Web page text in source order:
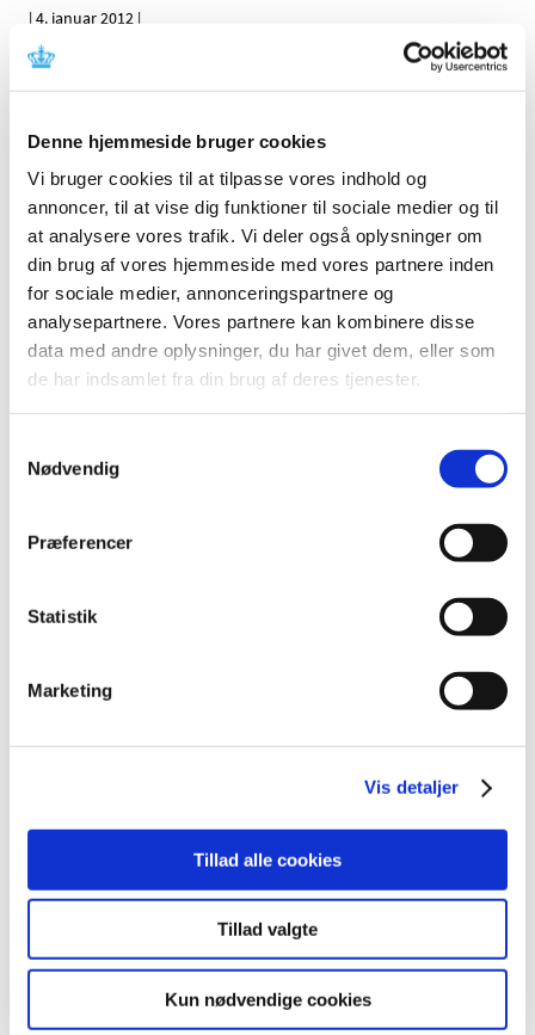
Denne hjemmeside bruger cookies
Vi bruger cookies til at tilpasse vores indhold og
annoncer, til at vise dig funktioner til sociale medier og til
at analysere vores trafik. Vi deler også oplysninger om
din brug af vores hjemmeside med vores partnere inden
for sociale medier, annonceringspartnere og
analysepartnere. Vores partnere kan kombinere disse
data med andre oplysninger, du har givet dem, eller som
de har indsamlet fra din brug af deres tjenester.
Nødvendig
Præferencer
Statistik
Marketing
Vis detaljer
Tillad alle cookies
Tillad valgte
Kun nødvendige cookies
|4. januar 2012 |
Medicintilskudsnævnet har på Lægemiddelstyrelsens
foranledning revurderet tilskudsstatus for lægemidler i…
Alle (2506)
2026 (84)
2025 (158)
2024 (224)
2023 (195)
2019 (159)
2017 (167)
2012 (44)
september (7)
juli (5)
april (3)